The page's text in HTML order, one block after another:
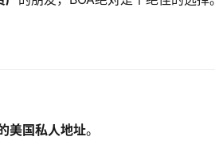
美国私人地址。